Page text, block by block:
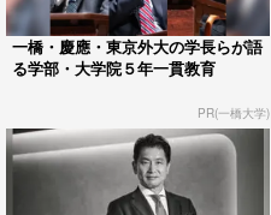
一橋・慶應・東京外大の学長らが語
る学部・大学院５年一貫教育
PR(一橋大学)